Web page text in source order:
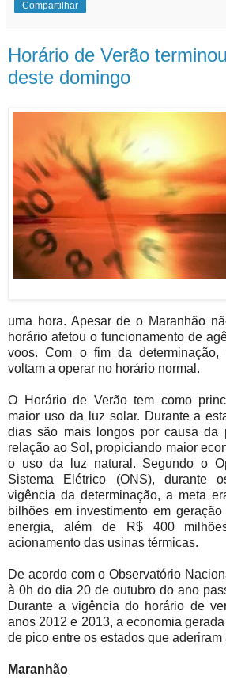
Compartilhar
Horário de Verão
deste domingo
uma hora. Apesar de o Maranhão
horário afetou o funcionamento de
voos. Com o fim da determinação,
voltam a operar no horário normal.
O Horário de Verão tem como
maior uso da luz solar. Durante a
dias são mais longos por causa da
relação ao Sol, propiciando maior
o uso da luz natural. Segundo o
Sistema Elétrico (ONS), durante
vigência da determinação, a meta
bilhões em investimento em
energia, além de R$ 400
acionamento das usinas térmicas.
De acordo com o Observatório
à 0h do dia 20 de outubro do ano
Durante a vigência do horário de
anos 2012 e 2013, a economia
de pico entre os estados que aderiram
Maranhão